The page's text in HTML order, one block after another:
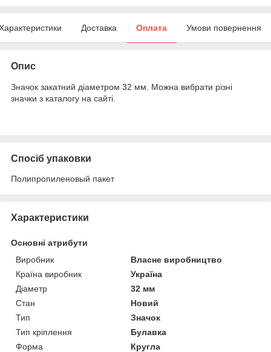
Доставка Оплата Умови повернення
Опис
Значок закатний діаметром 32 мм. Можна вибрати різні
значки з каталогу на сайті.
Спосіб упаковки
Полипропиленовый пакет
Характеристики
Основні атрибути
Виробник
Власне виробництво
Країна виробник
Україна
Діаметр
32 мм
Стан
Новий
Тип
Значок
Тип кріплення
Булавка
Форма
Кругла